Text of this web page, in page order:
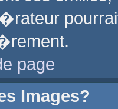
page
Images?